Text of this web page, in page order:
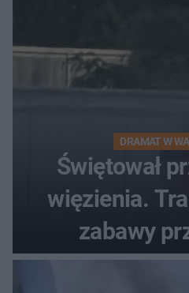
DRAMAT W
Świętował
więzienia.
zabawy